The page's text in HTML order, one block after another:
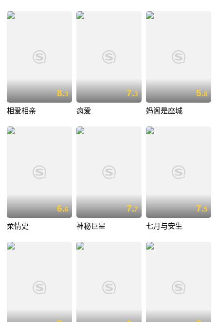
8.3
相爱相亲
7.3
疯爱
5.8
妈阁是座城
6.6
柔情史
7.7
神秘巨星
7.5
七月与安生